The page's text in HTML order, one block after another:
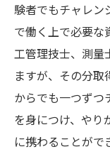
験者でもチャレン
で働く上で必要な
工管理技士、測量
ますが、その分
からでも一つずつ
を身につけ、や
に携わることがで